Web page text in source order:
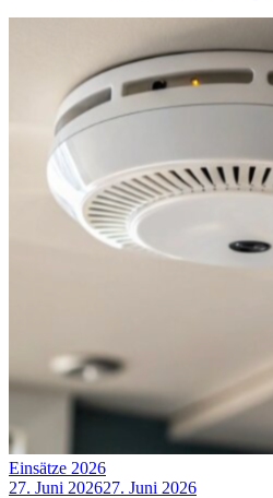
Einsätze 2026
27. Juni 202627. Juni 2026